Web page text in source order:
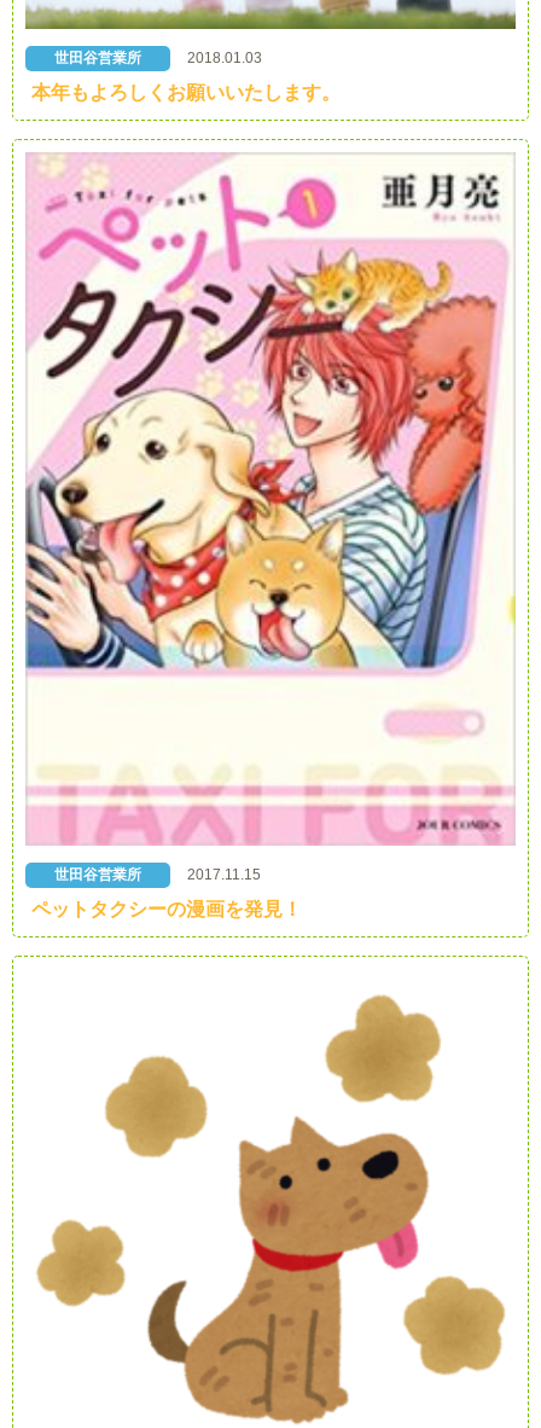
世田谷営業所 2018.01.03
本年もよろしくお願いいたします。
世田谷営業所 2017.11.15
ペットタクシーの漫画を発見！